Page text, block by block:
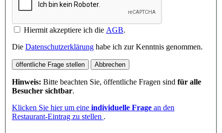
Hiermit akzeptiere ich die AGB.
Die Datenschutzerklärung habe ich zur Kenntnis genommen.
öffentliche Frage stellen Abbrechen
Hinweis: Bitte beachten Sie, öffentliche Fragen sind für alle
Besucher sichtbar.
Klicken Sie hier um eine individuelle Frage an den
Restaurant-Eintrag zu stellen .